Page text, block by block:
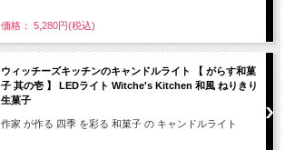
価格： 5,280円(税込)
ウィッチーズキッチンのキャンドルライト 【 がらす和菓
子 其の壱 】 LEDライト Witche's Kitchen 和風 ねりきり
生菓子
作家 が作る 四季 を彩る 和菓子 の キャンドルライト